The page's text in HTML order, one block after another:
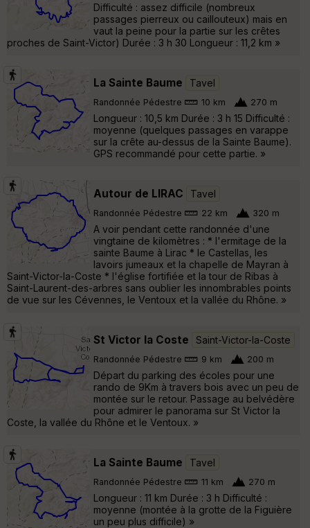
Difficulté : assez difficile (nombreux
passages pierreux ou caillouteux) mais en
vaut la peine pour la partie sur les crêtes
proches de Saint-Victor) Durée : 3 h 30 Longueur : 11,2 km »
La Sainte Baume Tavel
Randonnée Pédestre 10 km 270 m
Longueur : 10,5 km Durée : 3 h 15 Difficulté :
moyenne (quelques passages en varappe
sur la crête au-dessus de la Sainte Baume).
GPS recommandé pour cette partie. »
Autour de LIRAC Tavel
Randonnée Pédestre 22 km 320 m
A voir pendant cette randonnée d'une
vingtaine de kilomètres : * l'ermitage de la
sainte Baume à Lirac * le Castellas, les
lavoirs jumeaux et la chapelle de Mayran à
Saint-Victor-la-Coste * l'église fortifiée et la tour de Ribas à
Saint-Laurent-des-arbres sans oublier les innombrables points
de vue sur les Cévennes, le Ventoux et la vallée du Rhône. »
St Victor la Coste Saint-Victor-la-Coste
Randonnée Pédestre 9 km 200 m
Départ du parking des écoles pour une
rando de 9Km à travers bois avec un peu de
montée sur le retour. Passage au belvédère
pour admirer le panorama sur St Victor la
Coste, la vallée du Rhône et le Ventoux. »
La Sainte Baume Tavel
Randonnée Pédestre 11 km 270 m
Longueur : 11 km Durée : 3 h Difficulté :
moyenne (montée à la grotte de la Figuière
un peu plus difficile) »